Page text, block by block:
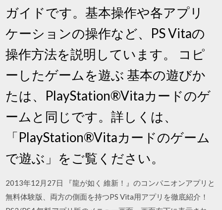
ガイドです。基本操作や各アプリ
ケーションの操作など、PS Vitaの
操作方法を説明しています。 コピ
ーしたゲームを遊ぶ 基本の遊びか
たは、PlayStation®Vitaカードのゲ
ームと同じです。詳しくは、
「PlayStation®Vitaカードのゲーム
で遊ぶ」をご覧ください。
2013年12月27日 『龍が如く 維新！』のコンパニオンアプリと
無料体験版、両方の側面を持つPS Vita用アプリを徹底紹介！